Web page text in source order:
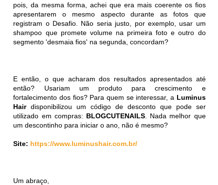
pois, da mesma forma, achei que era mais coerente os fios
apresentarem o mesmo aspecto durante as fotos que
registram o Desafio. Não seria justo, por exemplo, usar um
shampoo que promete volume na primeira foto e outro do
segmento 'desmaia fios' na segunda, concordam?
E então, o que acharam dos resultados apresentados até
então? Usariam um produto para crescimento e
fortalecimento dos fios? Para quem se interessar, a Luminus
Hairdisponibilizou um código de desconto que pode ser
utilizado em compras: BLOGCUTENAILS . Nada melhor que
um descontinho para iniciar o ano, não é mesmo?
Site: https://www.luminushair.com.br/
Um abraço,